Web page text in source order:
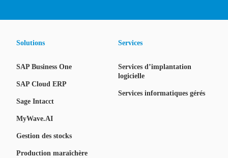
Solutions
SAP Business One
SAP Cloud ERP
Sage Intacct
MyWave.AI
Gestion des stocks
Production maraîchère
Services
Services d’implantation
logicielle
Services informatiques gérés